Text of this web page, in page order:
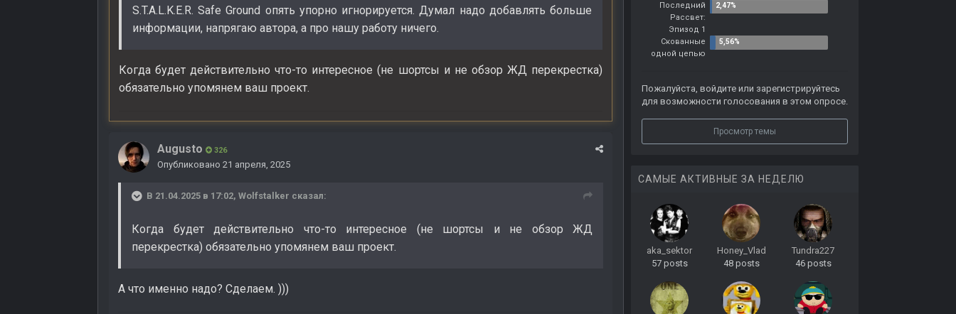
S.T.A.L.K.E.R. Safe Ground опять упорно игнорируется. Думал надо добавлять больше
информации, напрягаю автора, а про нашу работу ничего.
Когда будет действительно что-то интересное (не шортсы и не обзор ЖД перекрестка)
обязательно упомянем ваш проект.
Augusto 326
Опубликовано 21 апреля, 2025
В 21.04.2025 в 17:02, Wolfstalker сказал:
Когда будет действительно что-то интересное (не шортсы и не обзор ЖД
перекрестка) обязательно упомянем ваш проект.
А что именно надо? Сделаем. )))
Последний
Рассвет:
Эпизод 1
Скованные
одной цепью
Пожалуйста, войдите или зарегистрируйтесь
для возможности голосования в этом опросе.
Просмотр темы
САМЫЕ АКТИВНЫЕ ЗА НЕДЕЛЮ
aka_sektor
57 posts
Honey_Vlad
48 posts
Tundra227
46 posts